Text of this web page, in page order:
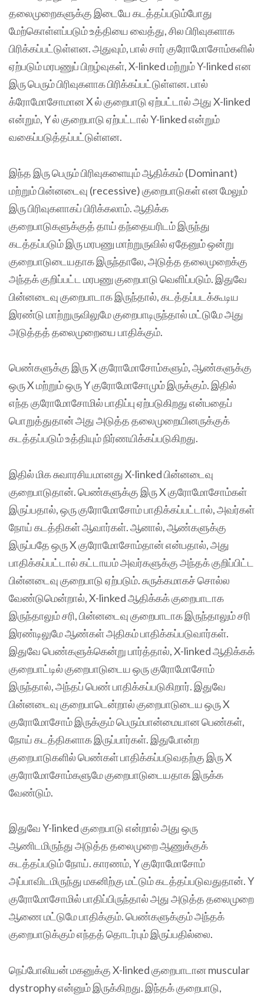
தலைமுறைகளுக்கு இடையே கடத்தப்படும்போது
மேற்கொள்ளப்படும் உத்தியை வைத்து, சில பிரிவுகளாக
பிரிக்கப்பட்டுள்ளன. அதுவும், பால் சார் குரோமோசோம்களில்
ஏற்படும் மரபணுப் பிறழ்வுகள், X-linked மற்றும் Y-linked என
இரு பெரும் பிரிவுகளாக பிரிக்கப்பட்டுள்ளன. பால்
க்ரோமோசோமான X ல்‌ குறைபாடு‌ ஏற்பட்டால் அது X-linked
என்றும், Y ல் குறைபாடு ஏற்பட்டால் Y-linked என்றும்
வகைப்படுத்தப்பட்டுள்ளன.
இந்த இரு பெரும் பிரிவுகளையும் ஆதிக்கம் (Dominant)
மற்றும் பின்னடைவு (recessive) குறைபாடுகள் என மேலும்
இரு பிரிவுகளாகப் பிரிக்கலாம். ஆதிக்க
குறைபாடுகளுக்குத் தாய்‌ தந்தையரிடம் இருந்து
கடத்தப்படும் இரு மரபணு மாற்றுருவில் ஏதேனும்‌ ஒன்று
குறைபாடுடையதாக இருந்தாலே, அடுத்த தலைமுறைக்கு
அந்தக்‌ குறிப்பட்ட மரபணு குறைபாடு வெளிப்படும். இதுவே
பின்னடைவு குறைபாடாக இருந்தால், கடத்தப்படக்கூடிய
இரண்டு மாற்றுருவிலுமே குறைபாடிருந்தால் மட்டுமே அது
அடுத்தத் தலைமுறையை பாதிக்கும்.
பெண்களுக்கு இரு X குரோமோசோம்களும், ஆண்களுக்கு
ஒரு X மற்றும்‌ ஒரு Y குரோமோசோமும் இருக்கும். இதில்
எந்த குரோமோசோமில் பாதிப்பு ஏற்படுகிறது என்பதைப்
பொறுத்துதான் அது அடுத்த தலைமுறையினருக்குக்
கடத்தப்படும்‌ உத்தியும் நிர்ணயிக்கப்படுகிறது.
இதில் மிக சுவாரசியமானது X-linked பின்னடைவு
குறைபாடுதான். பெண்களுக்கு இரு X குரோமோசோம்கள்
இருப்பதால், ஒரு குரோமோசோம் பாதிக்கப்பட்டால், அவர்கள்
நோய் கடத்திகள் ஆவார்கள். ஆனால், ஆண்களுக்கு
இருப்பதே ஒரு X குரோமோசோம்தான் என்பதால், அது
பாதிக்கப்பட்டால் கட்டாயம் அவர்களுக்கு அந்தக் குறிப்பிட்ட
பின்னடைவு குறைபாடு ஏற்படும். சுருக்கமாகச் சொல்ல
வேண்டுமென்றால், X-linked ஆதிக்கக் குறைபாடாக
இருந்தாலும் சரி, பின்னடைவு குறைபாடாக இருந்தாலும் சரி
இரண்டிலுமே ஆண்கள் அதிகம் பாதிக்கப்படுவார்கள்.
இதுவே பெண்களுக்கென்று பார்த்தால்,‌ X-linked ஆதிக்கக்
குறைபாட்டில் குறைபாடுடைய ஒரு குரோமோசோம்
இருந்தால், அந்தப்‌ பெண் பாதிக்கப்படுகிறார். இதுவே
பின்னடைவு குறைபாடென்றால் குறைபாடுடைய ஒரு X
குரோமோசோம் இருக்கும் பெரும்பான்மையான பெண்கள்,
நோய் கடத்திகளாக இருப்பார்கள். இதுபோன்ற
குறைபாடுகளில் பெண்கள் பாதிக்கப்படுவதற்கு இரு X
குரோமோசோம்களுமே குறைபாடுடையதாக இருக்க
வேண்டும்.
இதுவே Y-linked குறைபாடு என்றால் அது ஒரு
ஆணிடமிருந்து அடுத்த தலைமுறை ஆணுக்குக்
கடத்தப்படும்‌ நோய். காரணம், Y குரோமோசோம்
அப்பாவிடமிருந்து மகனிற்கு மட்டும் கடத்தப்படுவதுதான். Y
குரோமோசோமில் பாதிப்பிருந்தால் அது அடுத்த தலைமுறை
ஆணை மட்டுமே பாதிக்கும். பெண்களுக்கும் அந்தக்
குறைபாடுக்கும் எந்தத் தொடர்பும் இருப்பதில்லை.
நெப்போலியன்‌ மகனுக்கு X-linked குறைபாடான muscular
dystrophy என்னும் இருக்கிறது. இந்தக் குறைபாடு,